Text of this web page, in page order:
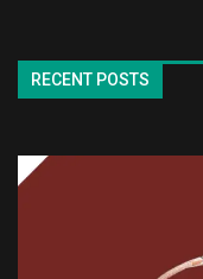
RECENT POSTS